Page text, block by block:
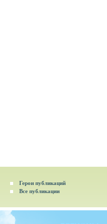
Герои публикаций
Все публикации